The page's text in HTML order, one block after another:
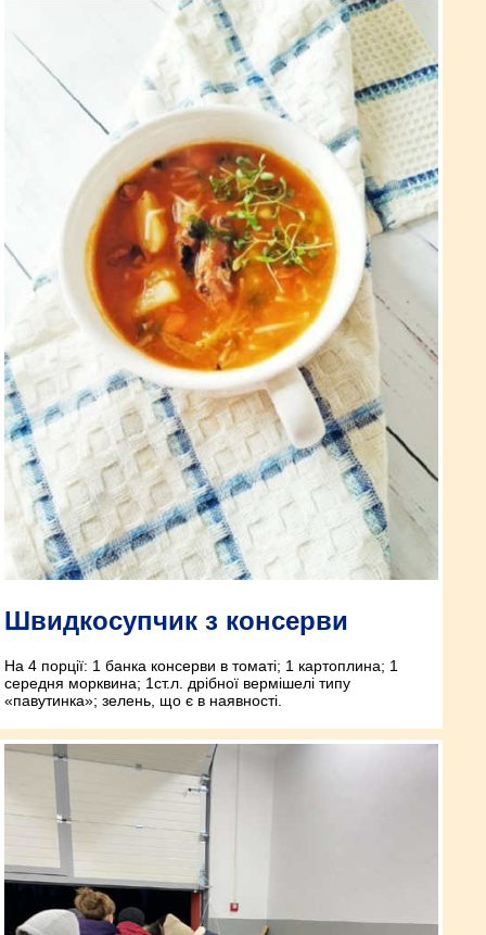
Швидкосупчик з консерви
На 4 порції: 1 банка консерви в томаті; 1 картоплина; 1
середня морквина; 1ст.л. дрібної вермішелі типу
«павутинка»; зелень, що є в наявності.